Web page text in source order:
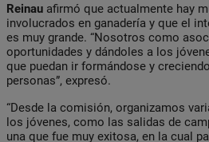
Reinau afirmó que actualmente hay
involucrados en ganadería y que el
es muy grande. “Nosotros como
oportunidades y dándoles a los
que puedan ir formándose y
personas”, expresó.
“Desde la comisión, organizamos
los jóvenes, como las salidas de
una que fue muy exitosa, en la cual